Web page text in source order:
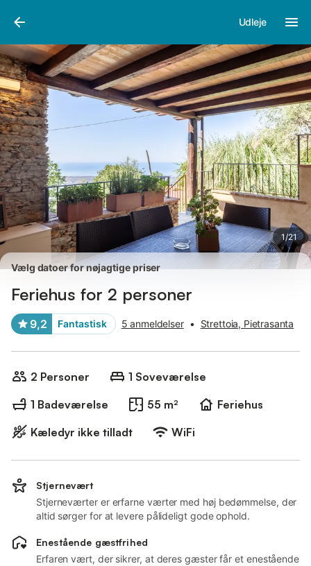
Udleje
1/21
Billeder
Vælg datoer for nøjagtige priser
Feriehus for 2 personer
9,2 Fantastisk 5 anmeldelser • Strettoia, Pietrasanta
2 Personer
1 Soveværelse
1 Badeværelse
55 m²
Feriehus
Kæledyr ikke tilladt
WiFi
Stjernevært
Stjerneværter er erfarne værter med høj bedømmelse, der
altid sørger for at levere pålideligt gode ophold.
Enestående gæstfrihed
Erfaren vært, der sikrer, at deres gæster får et enestående